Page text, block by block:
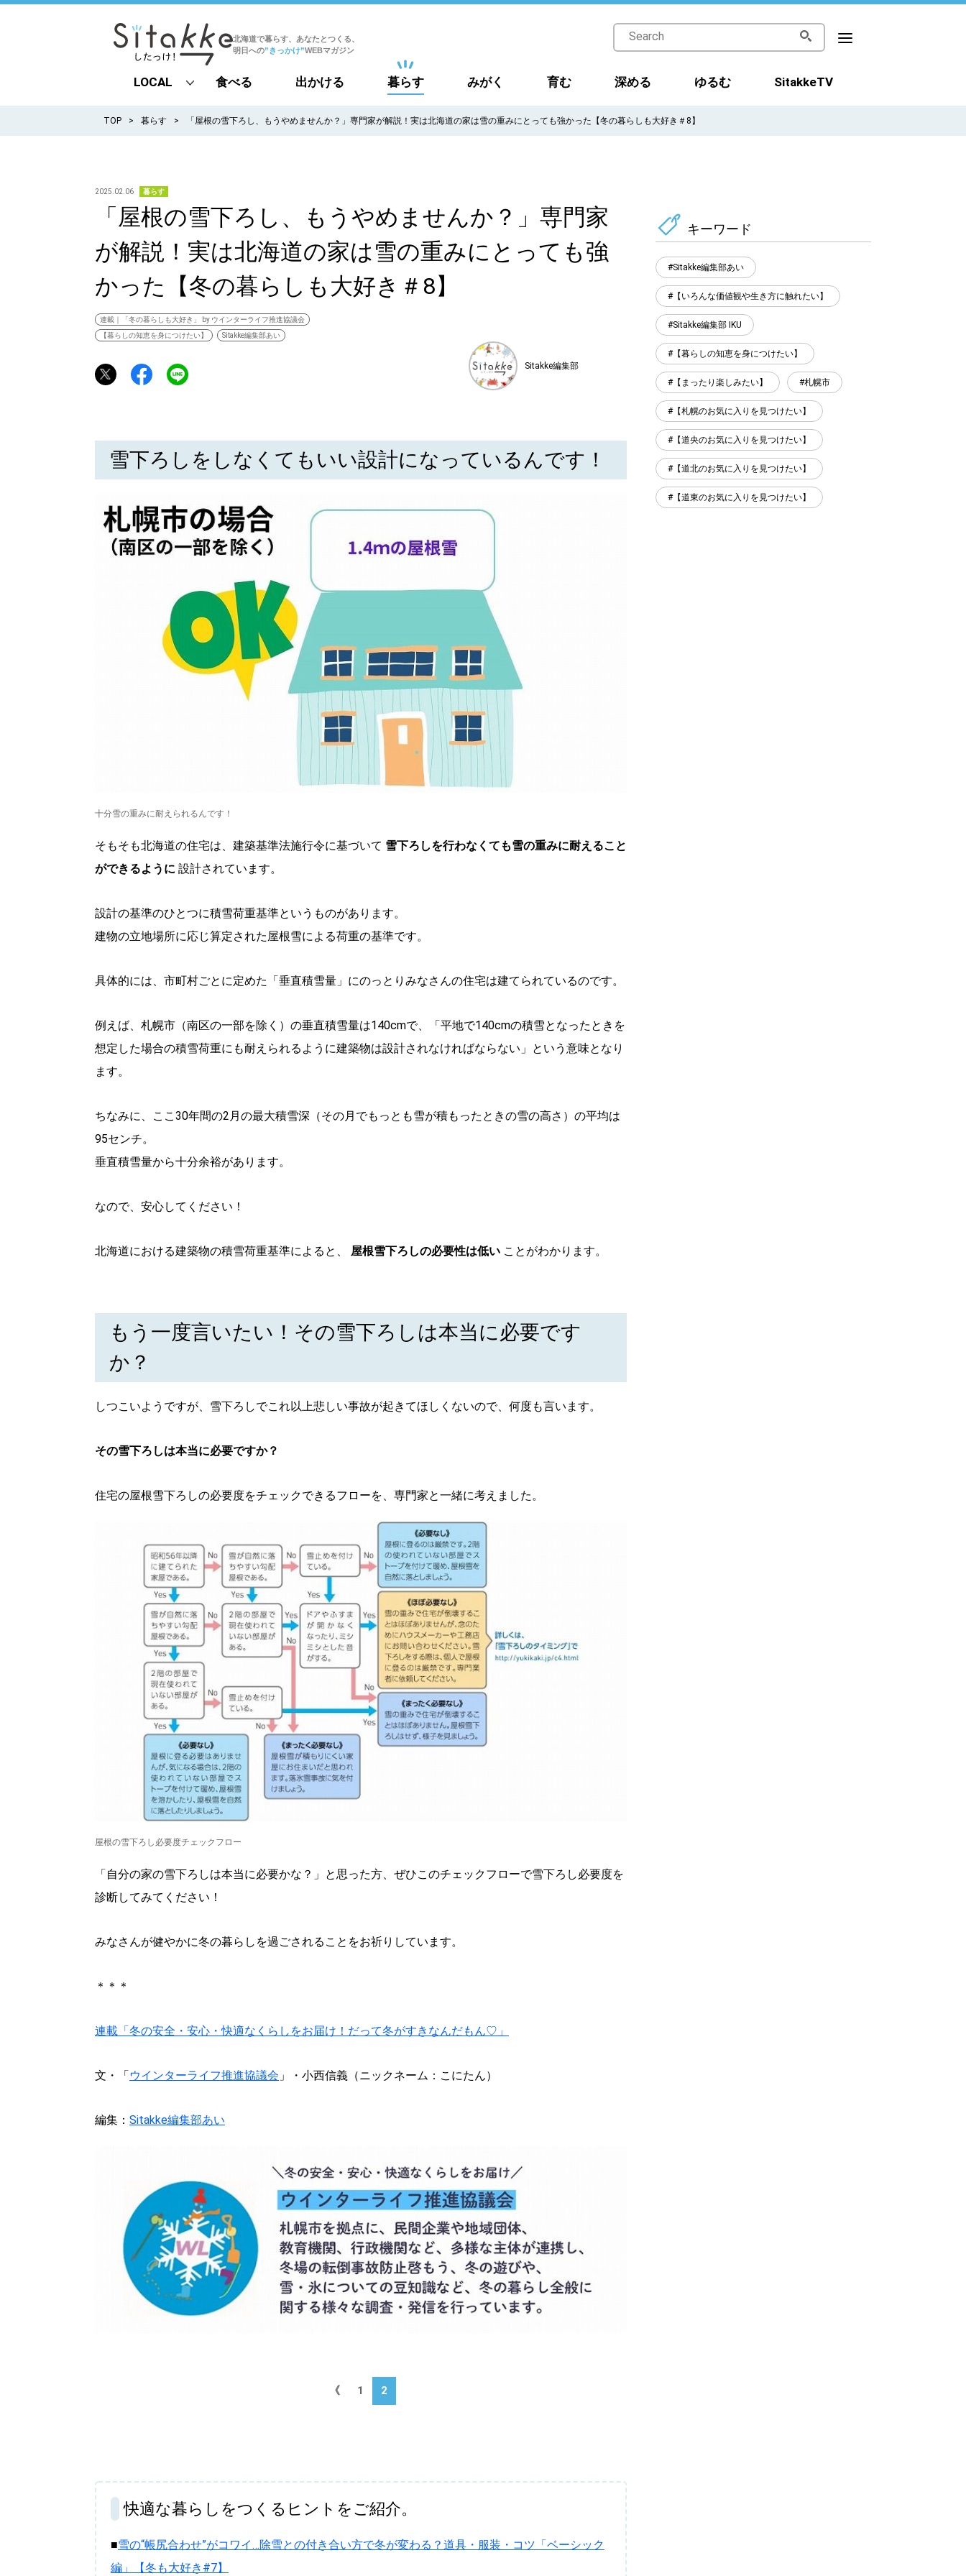
北海道で暮らす、あなたとつくる、
明日への”きっかけ”WEBマガジン
明日への”きっかけ”WEBマガジン
パートナーメディア Sitakkeパートナー
運営会社 広告掲載 情報提供・お問い合わせ 利用規約
プライバシーポリシー
閉じる
キーワード
LOCAL
all
道北
道南
道東
道央
食べる 出かける 暮らす みがく 育む 深める ゆるむ SitakkeTV
TOP 暮らす 「屋根の雪下ろし、もうやめませんか？」専門家が解説！実は北海道の家は雪の重みにとっても強かった【冬の暮らしも大好き＃8】
2025.02.06 暮らす
「屋根の雪下ろし、もうやめませんか？」専門家
が解説！実は北海道の家は雪の重みにとっても強
かった【冬の暮らしも大好き＃8】
連載｜「冬の暮らしも大好き」 by ウインターライフ推進協議会
【暮らしの知恵を身につけたい】
Sitakke編集部あい
Sitakke編集部
雪下ろしをしなくてもいい設計になっているんです！
十分雪の重みに耐えられるんです！
そもそも北海道の住宅は、建築基準法施行令に基づいて 雪下ろしを行わなくても雪の重みに耐えること
ができるように 設計されています。
設計の基準のひとつに積雪荷重基準というものがあります。
建物の立地場所に応じ算定された屋根雪による荷重の基準です。
具体的には、市町村ごとに定めた「垂直積雪量」にのっとりみなさんの住宅は建てられているのです。
例えば、札幌市（南区の一部を除く）の垂直積雪量は140cmで、「平地で140cmの積雪となったときを
想定した場合の積雪荷重にも耐えられるように建築物は設計されなければならない」という意味となり
ます。
ちなみに、ここ30年間の2月の最大積雪深（その月でもっとも雪が積もったときの雪の高さ）の平均は
95センチ。
垂直積雪量から十分余裕があります。
なので、安心してください！
北海道における建築物の積雪荷重基準によると、 屋根雪下ろしの必要性は低い ことがわかります。
もう一度言いたい！その雪下ろしは本当に必要です
か？
しつこいようですが、雪下ろしでこれ以上悲しい事故が起きてほしくないので、何度も言います。
その雪下ろしは本当に必要ですか？
住宅の屋根雪下ろしの必要度をチェックできるフローを、専門家と一緒に考えました。
屋根の雪下ろし必要度チェックフロー
「自分の家の雪下ろしは本当に必要かな？」と思った方、ぜひこのチェックフローで雪下ろし必要度を
診断してみてください！
みなさんが健やかに冬の暮らしを過ごされることをお祈りしています。
＊＊＊
連載「冬の安全・安心・快適なくらしをお届け！だって冬がすきなんだもん♡」
文・「ウインターライフ推進協議会 」・小西信義（ニックネーム：こにたん）
編集： Sitakke編集部あい
《 1 2
快適な暮らしをつくるヒントをご紹介。
■雪の“帳尻合わせ”がコワイ…除雪との付き合い方で冬が変わる？道具・服装・コツ「ベーシック
編」【冬も大好き#7】
キーワード
Sitakke編集部あい
【いろんな価値観や生き方に触れたい】
Sitakke編集部 IKU
【暮らしの知恵を身につけたい】
【まったり楽しみたい】 札幌市
【札幌のお気に入りを見つけたい】
【道央のお気に入りを見つけたい】
【道北のお気に入りを見つけたい】
【道東のお気に入りを見つけたい】